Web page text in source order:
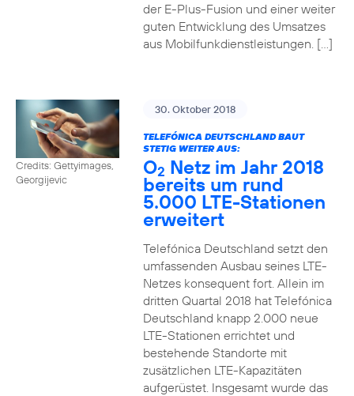
der E-Plus-Fusion und einer weiter
guten Entwicklung des Umsatzes
aus Mobilfunkdienstleistungen. […]
Credits: Gettyimages,
Georgijevic
30. Oktober 2018
TELEFÓNICA DEUTSCHLAND BAUT
STETIG WEITER AUS:
O2 Netz im Jahr 2018
bereits um rund
5.000 LTE-Stationen
erweitert
Telefónica Deutschland setzt den
umfassenden Ausbau seines LTE-
Netzes konsequent fort. Allein im
dritten Quartal 2018 hat Telefónica
Deutschland knapp 2.000 neue
LTE-Stationen errichtet und
bestehende Standorte mit
zusätzlichen LTE-Kapazitäten
aufgerüstet. Insgesamt wurde das